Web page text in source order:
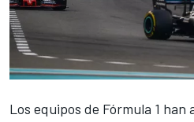
Los equipos de Fórmula 1 han